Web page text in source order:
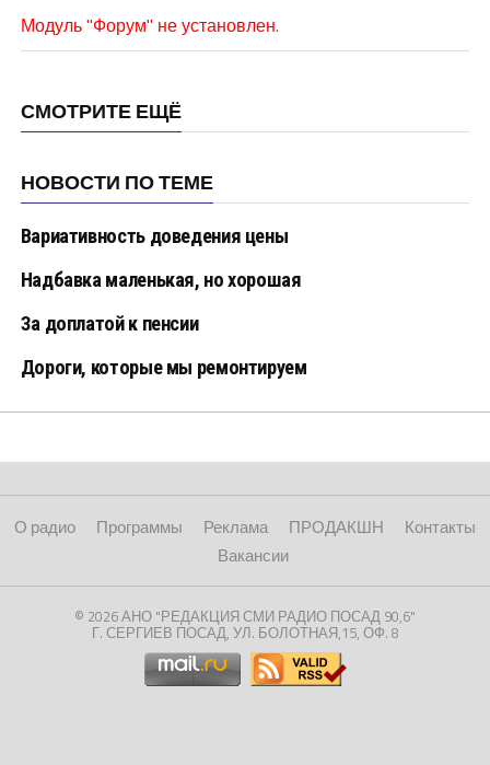
Модуль "Форум" не установлен.
СМОТРИТЕ ЕЩЁ
НОВОСТИ ПО ТЕМЕ
Вариативность доведения цены
Надбавка маленькая, но хорошая
За доплатой к пенсии
Дороги, которые мы ремонтируем
О радио Программы Реклама ПРОДАКШН
Контакты
Вакансии
© 2026 АНО "РЕДАКЦИЯ СМИ РАДИО ПОСАД 90,6"
Г. СЕРГИЕВ ПОСАД, УЛ. БОЛОТНАЯ,15, ОФ. 8